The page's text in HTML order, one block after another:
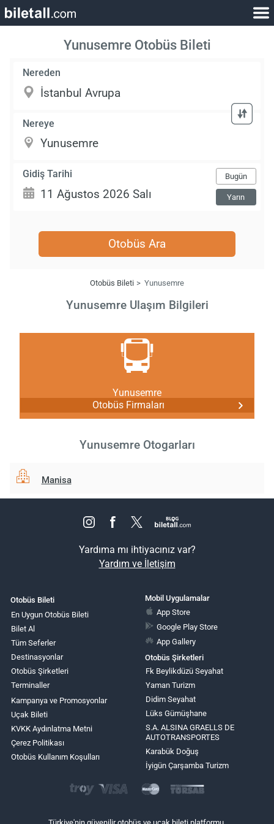
Yunusemre Otobüs Bileti
Nereden
Nereye
Gidiş Tarihi Bugün
Yarın
Otobüs Ara
Otobüs Bileti Yunusemre
Yunusemre Ulaşım Bilgileri
Yunusemre
Otobüs Firmaları
Yunusemre Otogarları
Manisa
Yardıma mı ihtiyacınız var?
Yardım ve İletişim
Otobüs Bileti
En Uygun Otobüs Bileti
Bilet Al
Tüm Seferler
Destinasyonlar
Otobüs Şirketleri
Terminaller
Kampanya ve Promosyonlar
Uçak Bileti
KVKK Aydınlatma Metni
Çerez Politikası
Otobüs Kullanım Koşulları
Mobil Uygulamalar
App Store
Google Play Store
App Gallery
Otobüs Şirketleri
Fk Beylikdüzü Seyahat
Yaman Turizm
Didim Seyahat
Lüks Gümüşhane
S.A. ALSINA GRAELLS DE
AUTOTRANSPORTES
Karabük Doğuş
İyigün Çarşamba Turizm